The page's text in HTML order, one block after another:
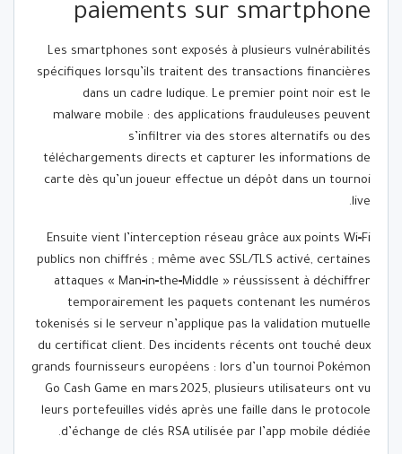
paiements sur smartphone
Les smartphones sont exposés à plusieurs vulnérabilités
spécifiques lorsqu’ils traitent des transactions financières
dans un cadre ludique. Le premier point noir est le
malware mobile : des applications frauduleuses peuvent
s’infiltrer via des stores alternatifs ou des
téléchargements directs et capturer les informations de
carte dès qu’un joueur effectue un dépôt dans un tournoi
live.
Ensuite vient l’interception réseau grâce aux points Wi‑Fi
publics non chiffrés ; même avec SSL/TLS activé, certaines
attaques « Man‑in‑the‑Middle » réussissent à déchiffrer
temporairement les paquets contenant les numéros
tokenisés si le serveur n’applique pas la validation mutuelle
du certificat client. Des incidents récents ont touché deux
grands fournisseurs européens : lors d’un tournoi Pokémon
Go Cash Game en mars 2025, plusieurs utilisateurs ont vu
leurs portefeuilles vidés après une faille dans le protocole
d’échange de clés RSA utilisée par l’app mobile dédiée.